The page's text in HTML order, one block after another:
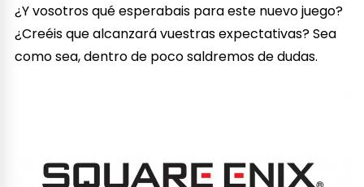
¿Y vosotros qué esperabais para este nuevo juego?
¿Creéis que alcanzará vuestras expectativas? Sea
como sea, dentro de poco saldremos de dudas.